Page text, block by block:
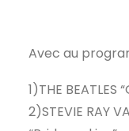
Avec au
1)THE BEATLES
2)STEVIE RAY